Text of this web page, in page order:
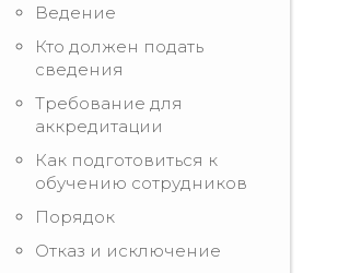
Ведение
Кто должен подать
сведения
Требование для
аккредитации
Как подготовиться к
обучению сотрудников
Порядок
Отказ и исключение